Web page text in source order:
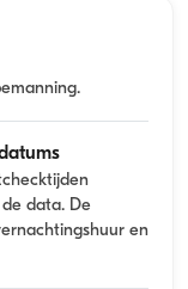
data. De
en